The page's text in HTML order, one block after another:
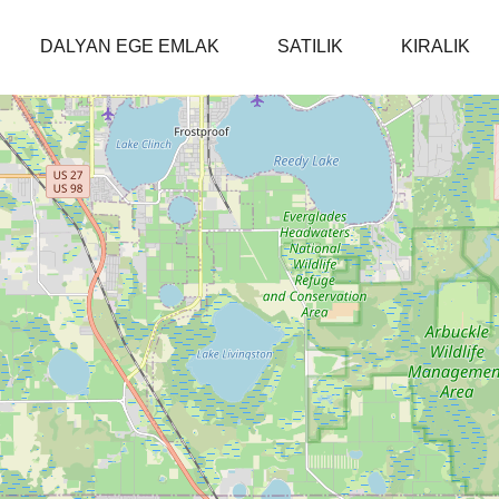
DALYAN EGE EMLAK
DALYAN EGE EMLAK SATILIK KIRALIK